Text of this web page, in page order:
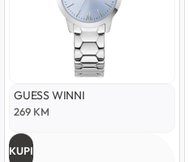
GUESS WINNI
269 KM
KUPI